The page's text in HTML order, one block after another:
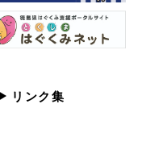
リンク集